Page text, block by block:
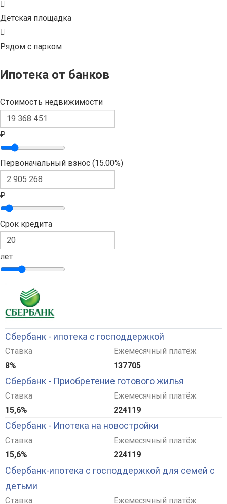
Детская площадка
Рядом с парком
Ипотека от банков
Стоимость недвижимости
₽
Первоначальный взнос (15.00%)
₽
Срок кредита
лет
Сбербанк - ипотека с господдержкой
Ставка
8%
Ежемесячный платёж
137705
Сбербанк - Приобретение готового жилья
Ставка
15,6%
Ежемесячный платёж
224119
Сбербанк - Ипотека на новостройки
Ставка
15,6%
Ежемесячный платёж
224119
Сбербанк-ипотека с господдержкой для семей с
детьми
Ставка
Ежемесячный платёж